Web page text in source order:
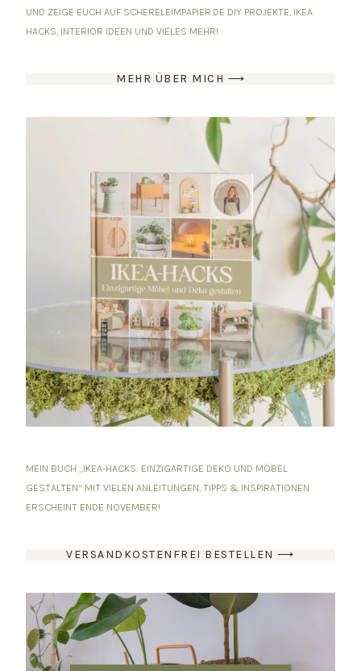
UND ZEIGE EUCH AUF SCHERELEIMPAPIER.DE DIY PROJEKTE, IKEA
HACKS, INTERIOR IDEEN UND VIELES MEHR!
MEHR ÜBER MICH ⟶
MEIN BUCH „IKEA-HACKS: EINZIGARTIGE DEKO UND MÖBEL
GESTALTEN“ MIT VIELEN ANLEITUNGEN, TIPPS & INSPIRATIONEN
ERSCHEINT ENDE NOVEMBER!
VERSANDKOSTENFREI BESTELLEN ⟶